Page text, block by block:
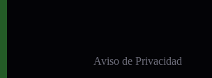
Aviso de Privacidad